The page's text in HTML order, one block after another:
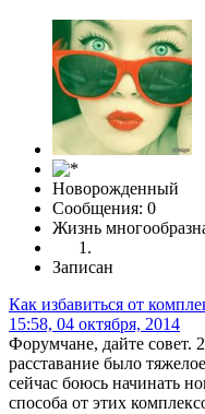
Новорожденный
Сообщения: 0
Жизнь
Записан
Как избавиться от
15:58, 04 октября, 2014
Форумчане, дайте совет.
расставание было
сейчас боюсь начинать
способа от этих